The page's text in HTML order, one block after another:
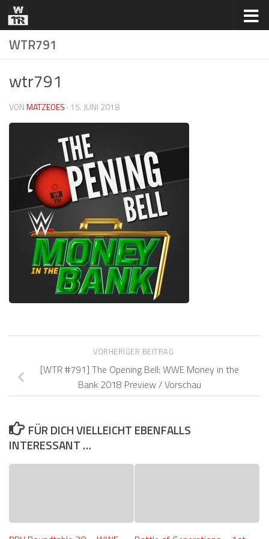
Zum Inhalt springen
WTR791
wtr791
VONMATZEOES · 15. JUNI 2018
VORHERIGER BEITRAG
[WTR #791] The Opening Bell: WWE Money in the
Bank 2018 Preview / Vorschau
FÜR DICH VIELLEICHT EBENFALLS
INTERESSANT …